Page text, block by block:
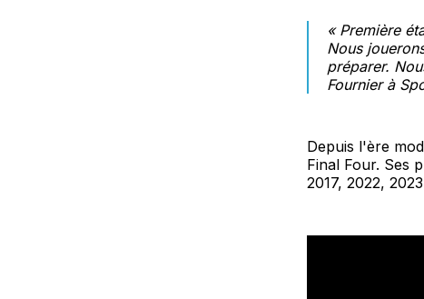
« Première
Nous
préparer.
Fournier à
Depuis l'ère
Final Four. Ses
2017, 2022,